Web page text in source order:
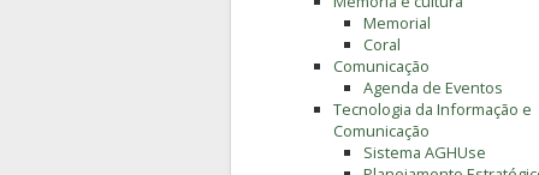
Memorial
Coral
Comunicação
Agenda de Eventos
Tecnologia da Informação e
Comunicação
Sistema AGHUse